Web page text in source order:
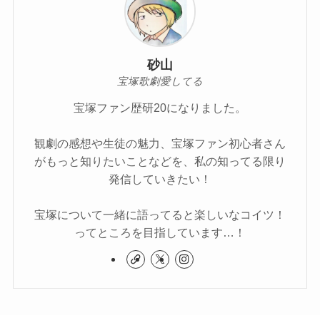
砂山
宝塚歌劇愛してる
宝塚ファン歴研20になりました。
観劇の感想や生徒の魅力、宝塚ファン初心者さん
がもっと知りたいことなどを、私の知ってる限り
発信していきたい！
宝塚について一緒に語ってると楽しいなコイツ！
ってところを目指しています…！